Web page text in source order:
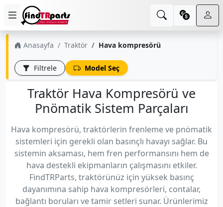
Anasayfa Traktör Hava kompresörü
Filtrele Model Seç
Traktör Hava Kompresörü ve
Pnömatik Sistem Parçaları
Hava kompresörü, traktörlerin frenleme ve pnömatik
sistemleri için gerekli olan basınçlı havayı sağlar. Bu
sistemin aksaması, hem fren performansını hem de
hava destekli ekipmanların çalışmasını etkiler.
FindTRParts, traktörünüz için yüksek basınç
dayanımına sahip hava kompresörleri, contalar,
bağlantı boruları ve tamir setleri sunar. Ürünlerimiz